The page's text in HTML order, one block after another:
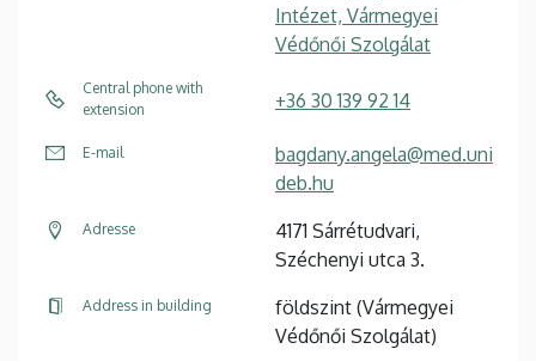
Intézet, Vármegyei
Védőnői Szolgálat
Central phone with
extension
+36 30 139 92 14
E-mail
bagdany.angela@med.uni
deb.hu
Adresse
4171 Sárrétudvari,
Széchenyi utca 3.
Address in building
földszint (Vármegyei
Védőnői Szolgálat)